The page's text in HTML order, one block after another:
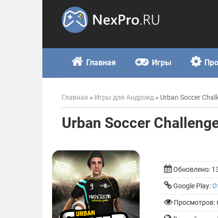
Главная Игры
Главная » Игры для Андроид » Urban Soccer
Urban Soccer
Обновлено:
Google Play:
Просмотров: